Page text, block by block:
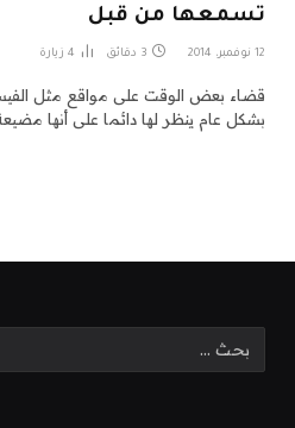
تسمعها من قبل
12 نوفمبر، 2014 3 دقائق 4 زيارة
قضاء بعض الوقت على مواقع مثل
بشكل عام ينظر لها دائما على أنها